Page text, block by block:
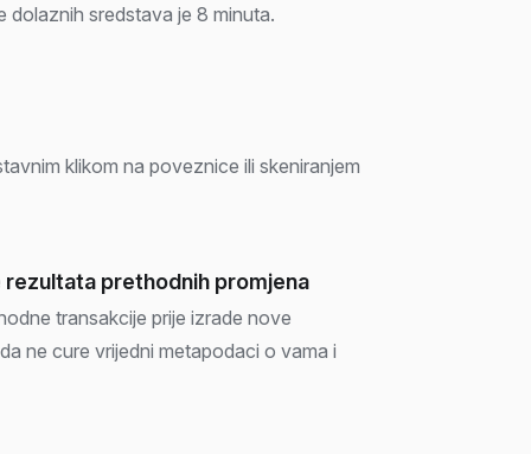
dolaznih sredstava je 8 minuta.
klikom na poveznice ili skeniranjem
prethodnih promjena
transakcije prije izrade nove
ne cure vrijedni metapodaci o vama i